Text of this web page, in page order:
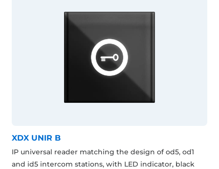
XDX UNIR B
IP universal reader matching the design of od5, od1
and id5 intercom stations, with LED indicator, black